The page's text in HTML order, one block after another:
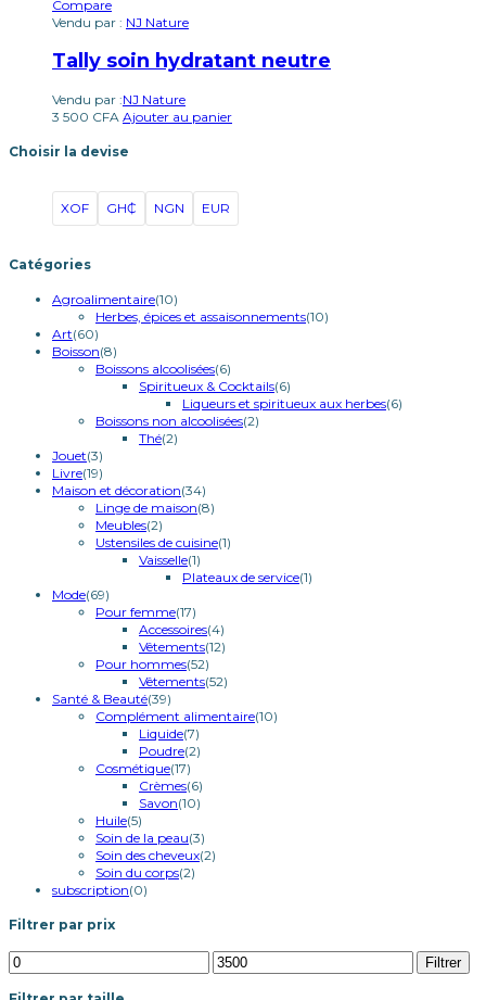
Compare
Vendu par : NJ Nature
Tally soin hydratant neutre
Vendu par :NJ Nature
3 500 CFA Ajouter au panier
Choisir la devise
XOF GH₵ NGN EUR
Catégories
Agroalimentaire(10)
Herbes, épices et assaisonnements(10)
Art(60)
Boisson(8)
Boissons alcoolisées(6)
Spiritueux & Cocktails(6)
Liqueurs et spiritueux aux herbes(6)
Boissons non alcoolisées(2)
Thé(2)
Jouet(3)
Livre(19)
Maison et décoration(34)
Linge de maison(8)
Meubles(2)
Ustensiles de cuisine(1)
Vaisselle(1)
Plateaux de service(1)
Mode(69)
Pour femme(17)
Accessoires(4)
Vêtements(12)
Pour hommes(52)
Vêtements(52)
Santé & Beauté(39)
Complément alimentaire(10)
Liquide(7)
Poudre(2)
Cosmétique(17)
Crèmes(6)
Savon(10)
Huile(5)
Soin de la peau(3)
Soin des cheveux(2)
Soin du corps(2)
subscription(0)
Filtrer par prix
Prix
min
Prix
max
Filtrer